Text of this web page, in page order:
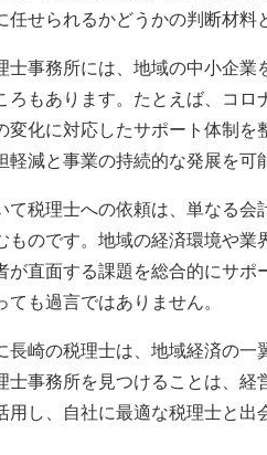
任せられるかどうかの判断材料
士事務所には、地域の中小企
ろもあります。たとえば、コ
変化に対応したサポート体制
軽減と事業の持続的な発展を可
て税理士への依頼は、単なる
ものです。地域の経済環境や
が直面する課題を総合的にサ
ても過言ではありません。
長崎の税理士は、地域経済の
士事務所を見つけることは、
用し、自社に最適な税理士と出